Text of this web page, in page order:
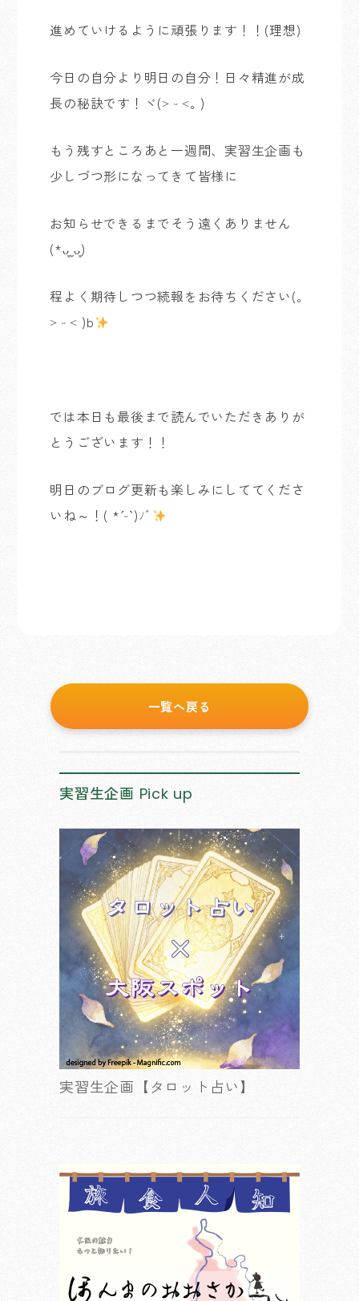
進めていけるように頑張ります！！(理想)
今日の自分より明日の自分！日々精進が成
長の秘訣です！ヾ(˃ ᵕ ˂｡ )
もう残すところあと一週間、実習生企画も
少しづつ形になってきて皆様に
お知らせできるまでそう遠くありません
(*ᴗ͈ˬᴗ͈)
程よく期待しつつ続報をお待ちください(｡
˃ ᵕ ˂ )b
では本日も最後まで読んでいただきありが
とうございます！！
明日のブログ更新も楽しみにしててくださ
いね～！( *ˊᵕˋ)ﾉﾞ
一覧へ戻る
実習生企画 Pick up
実習生企画【タロット占い】